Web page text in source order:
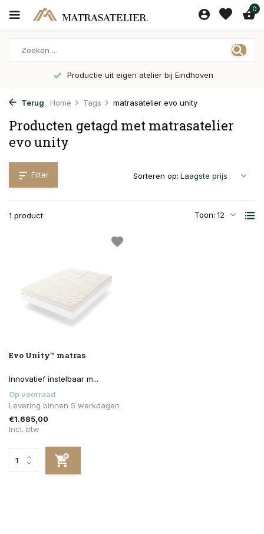
0
Productie uit eigen atelier bij Eindhoven
Terug Home Tags matrasatelier evo unity
Producten getagd met matrasatelier
evo unity
Filter
1 product Toon:
Sorteren op:
Evo Unity™ matras
Innovatief instelbaar m...
Op voorraad
Levering binnen 5 werkdagen
€1.685,00
Incl. btw